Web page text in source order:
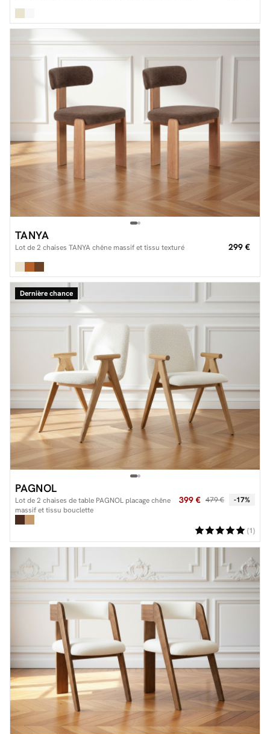
TANYA
Lot de 2 chaises TANYA chêne massif et tissu texturé 299 €
Dernière chance
PAGNOL
Lot de 2 chaises de table PAGNOL placage chêne
massif et tissu bouclette
399 € 479 € -17%
(1)